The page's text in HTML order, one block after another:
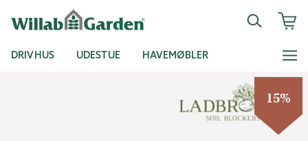
DRIVHUS UDESTUE HAVEMØBLER
15%